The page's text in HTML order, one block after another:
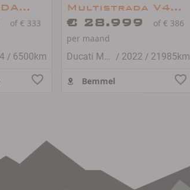
of € 333
/ 6500km
Multistrada V4
Pikes Peak 1ste
eig#zgan
€ 28.999
of € 386
per maand
Ducati Multistrada V4 / 2022 / 21985km
Bemmel